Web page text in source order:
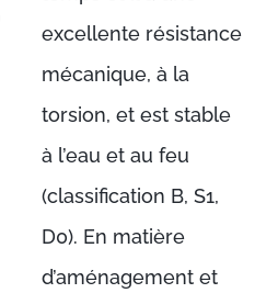
excellente résistance
mécanique, à la
torsion, et est stable
à l’eau et au feu
(classification B, S1,
D0). En matière
d’aménagement et